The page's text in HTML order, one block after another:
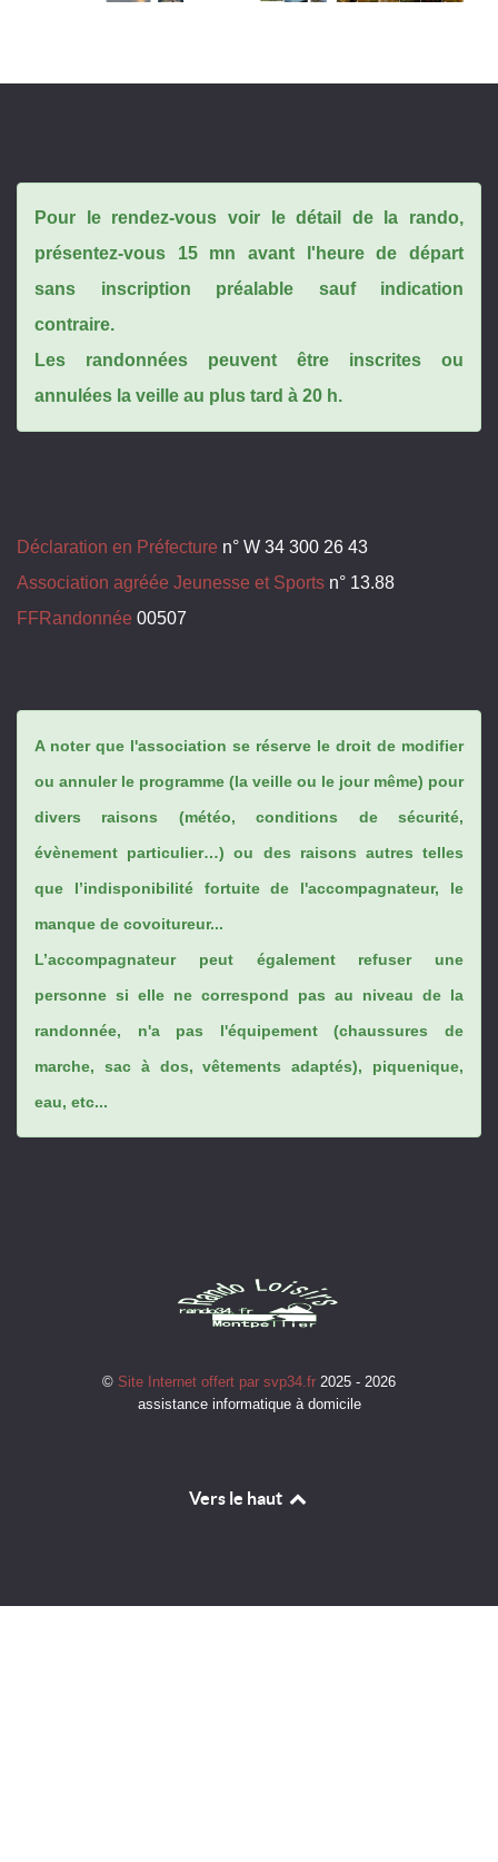
Pour le rendez-vous voir le détail de la rando,
présentez-vous 15 mn avant l'heure de départ
sans inscription préalable sauf indication
contraire.
Les randonnées peuvent être inscrites ou
annulées la veille au plus tard à 20 h.
Déclaration en Préfecture n° W 34 300 26 43
Association agréée Jeunesse et Sports n° 13.88
FFRandonnée 00507
A noter que l'association se réserve le droit de modifier
ou annuler le programme (la veille ou le jour même) pour
divers raisons (météo, conditions de sécurité,
évènement particulier…) ou des raisons autres telles
que l’indisponibilité fortuite de l'accompagnateur, le
manque de covoitureur...
L’accompagnateur peut également refuser une
personne si elle ne correspond pas au niveau de la
randonnée, n'a pas l'équipement (chaussures de
marche, sac à dos, vêtements adaptés), piquenique,
eau, etc...
© Site Internet offert par svp34.fr 2025 - 2026
assistance informatique à domicile
Vers le haut